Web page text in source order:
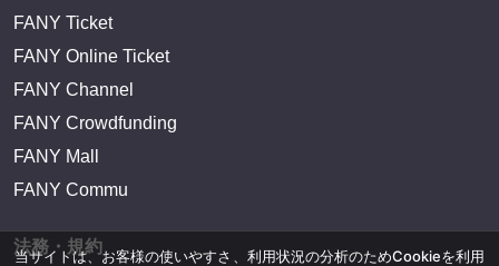
FANY Ticket
FANY Online Ticket
FANY Channel
FANY Crowdfunding
FANY Mall
FANY Commu
法務・規約
当サイトは、お客様の使いやすさ、利用状況の分析のためCookieを利用